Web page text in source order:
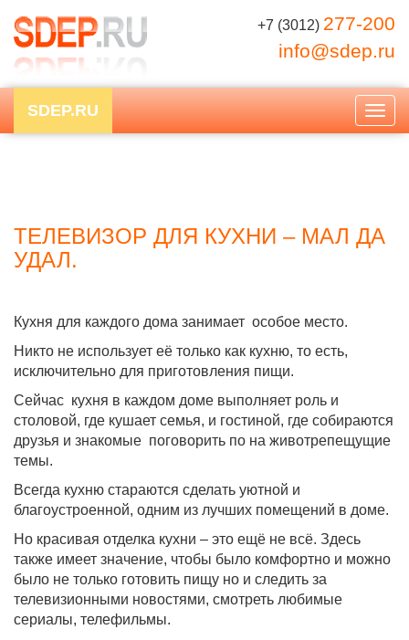
+7 (3012) 277-200
info@sdep.ru
SDEP.RU
ТЕЛЕВИЗОР ДЛЯ КУХНИ – МАЛ ДА
УДАЛ.
Кухня для каждого дома занимает особое место.
Никто не использует её только как кухню, то есть,
исключительно для приготовления пищи.
Сейчас кухня в каждом доме выполняет роль и
столовой, где кушает семья, и гостиной, где собираются
друзья и знакомые поговорить по на животрепещущие
темы.
Всегда кухню стараются сделать уютной и
благоустроенной, одним из лучших помещений в доме.
Но красивая отделка кухни – это ещё не всё. Здесь
также имеет значение, чтобы было комфортно и можно
было не только готовить пищу но и следить за
телевизионными новостями, смотреть любимые
сериалы, телефильмы.